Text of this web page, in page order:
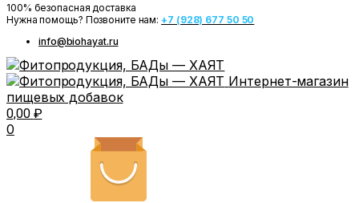
100% безопасная доставка
Нужна помощь? Позвоните нам:+7 (928) 677 50 50
info@biohayat.ru
Интернет-магазин
пищевых добавок
0,00 ₽
0